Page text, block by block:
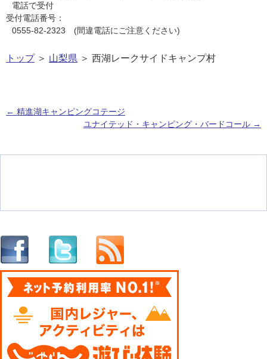
電話で受付
受付電話番号：
0555-82-2323 (間違電話にご注意ください)
トップ＞ 山梨県 ＞ 西湖レークサイドキャンプ村
← 精進湖キャンピングコテージ
ユナイテッド・キャンピング・バードコール →